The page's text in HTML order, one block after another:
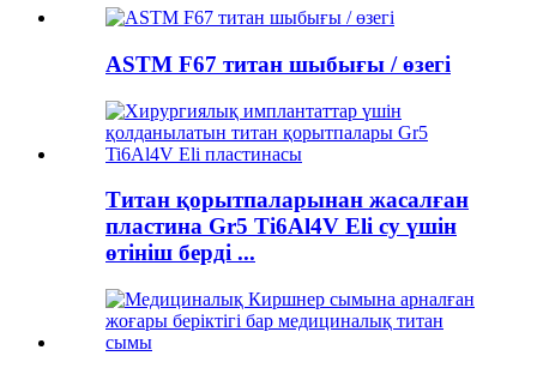
ASTM F67 титан шыбығы / өзегі
Титан қорытпаларынан жасалған
пластина Gr5 Ti6Al4V Eli су үшін
өтініш берді ...